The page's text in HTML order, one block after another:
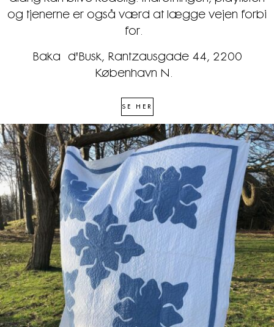
og tjenerne er også værd at lægge vejen forbi
for.
Baka d'Busk, Rantzausgade 44, 2200
København N.
SE HER